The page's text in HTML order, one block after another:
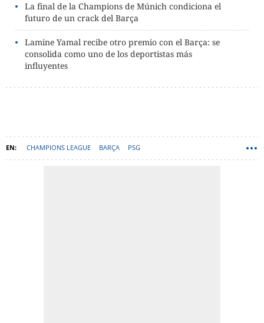
La final de la Champions de Múnich condiciona el
futuro de un crack del Barça
Lamine Yamal recibe otro premio con el Barça: se
consolida como uno de los deportistas más
influyentes
CHAMPIONS LEAGUE BARÇA PSG